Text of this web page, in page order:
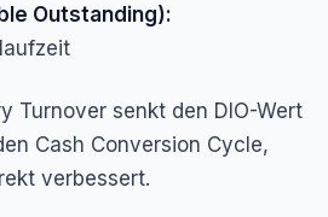
Outstanding):
Turnover senkt den DIO-Wert
Cash Conversion Cycle,
verbessert.